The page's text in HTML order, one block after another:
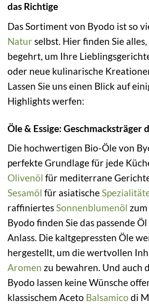
das Richtige
Das Sortiment von Byodo ist so
Natur selbst. Hier finden Sie
begehrt, um Ihre
oder neue kulinarische
Lassen Sie uns einen Blick auf
Highlights werfen:
Öle & Essige: Geschmacksträger
Die hochwertigen Bio-Öle von
perfekte Grundlage für jede
Olivenöl für mediterrane
Sesamöl für asiatische
raffiniertesSonnenblumenöl zum
Byodo finden Sie das passende
Anlass. Die kaltgepressten Öle
hergestellt, um die wertvollen
Aromen zu bewahren. Und auch
Byodo lassen keine Wünsche
klassischem Aceto Balsamico di